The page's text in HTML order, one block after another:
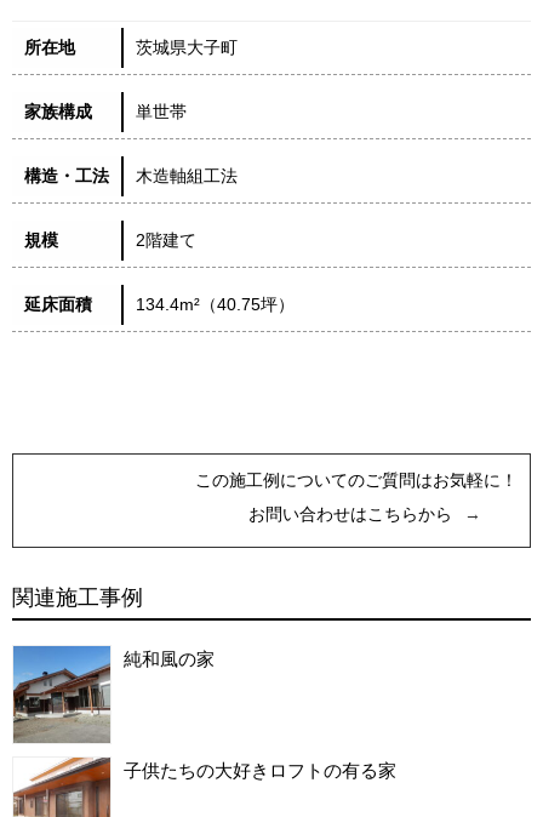
所在地 茨城県大子町
家族構成 単世帯
構造・工法 木造軸組工法
規模 2階建て
延床面積 134.4m²（40.75坪）
この施工例についてのご質問はお気軽に！
お問い合わせはこちらから
関連施工事例
純和風の家
子供たちの大好きロフトの有る家